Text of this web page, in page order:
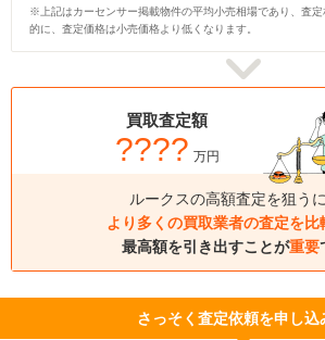
※上記はカーセンサー掲載物件の平均小売相場であり、査
的に、査定価格は小売価格より低くなります。
買取査定額
???? 万円
ルークスの高額査定を狙うに
より多くの買取業者の査定を比
最高額を引き出すことが重要
さっそく査定依頼を申し込